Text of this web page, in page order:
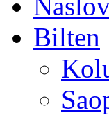
Bilten